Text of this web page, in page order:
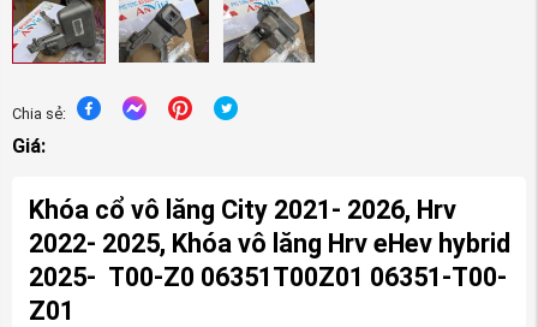
Chia sẻ:
Giá:
Khóa cổ vô lăng City 2021- 2026, Hrv
2022- 2025, Khóa vô lăng Hrv eHev hybrid
2025- T00-Z0 06351T00Z01 06351-T00-
Z01